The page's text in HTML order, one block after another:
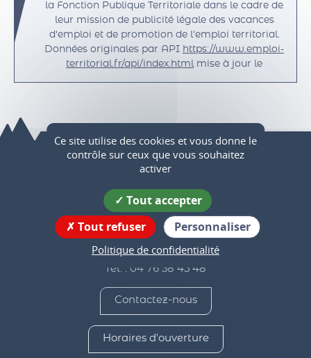
la Fonction Publique Territoriale dans le cadre de
leur mission de publicité légale des vacances
d'emploi et de promotion de l'emploi territorial.
Données originales par API https://www.emploi-
territorial.fr/api/index.htmlmise à jour le
Saint-Marcellin Vercors Isère
Communauté
Maison de l'intercommunalité
7 rue du colombier
38160 Saint-Marcellin
Tél. : 04 76 38 45 48
Contactez-nous
Horaires d'ouverture
Ce site utilise des cookies et vous donne le
contrôle sur ceux que vous souhaitez
activer
Tout accepter
Tout refuser
Personnaliser
Politique de confidentialité